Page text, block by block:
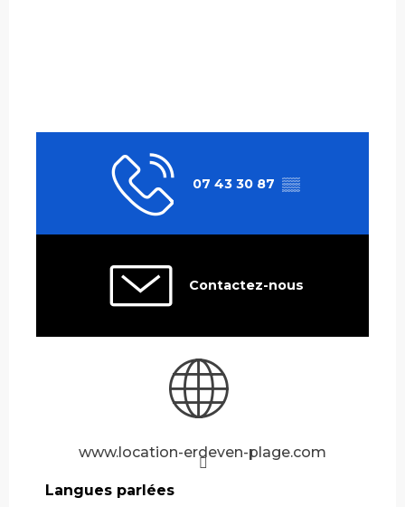
07 43 30 87 ▒▒
Contactez-nous
www.location-erdeven-plage.com
Langues parlées
Langues parlées